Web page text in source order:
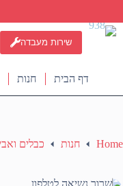
content
שירות מעבדה
דף הבית
חנות
Home חנות כבלים